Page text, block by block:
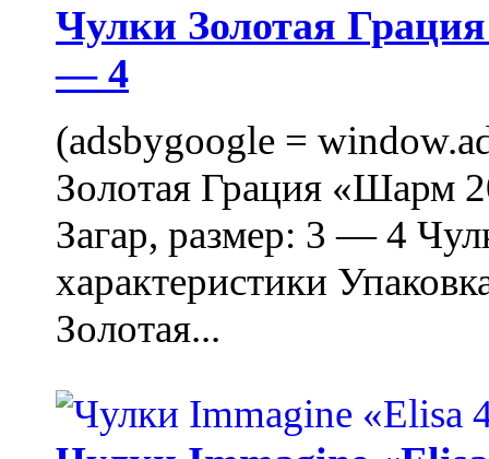
Чулки Золотая
— 4
(adsbygoogle =
Золотая Грация «Шарм
Загар, размер: 3 — 4
характеристики
Золотая...